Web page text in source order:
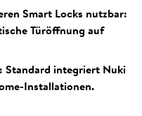
Smart Locks nutzbar:
Türöffnung auf
Standard integriert Nuki
Installationen.